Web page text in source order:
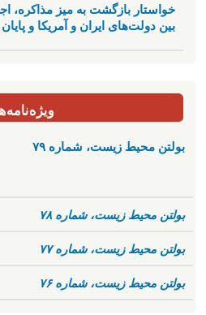
خواستار بازگشت به میز مذاکره،
بین دولت‌های ایران و آمریکا و پایان
ویژه‌نامه‌ها
بولتن محیط زیست، شماره ۷۹
بولتن محیط زیست، شماره ۷۸
بولتن محیط زیست، شماره ۷۷
بولتن محیط زیست، شماره ۷۶